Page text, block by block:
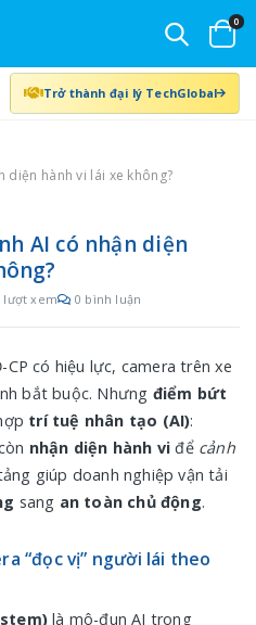
0
Trở thành đại lý TechGlobal
diện hành vi lái xe không?
AI có nhận diện
lượt xem 0 bình luận
có hiệu lực, camera trên xe
bắt buộc. Nhưng điểm bứt
trí tuệ nhân tạo (AI):
nhận diện hành vi để cảnh
giúp doanh nghiệp vận tải
sang an toàn chủ động.
“đọc vị” người lái theo
là mô-đun AI trong